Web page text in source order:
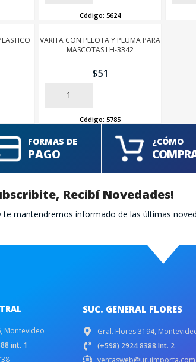
Código:5624
VARITA CON PELOTA Y PLUMA PARA
MASCOTAS LH-3342
$51
AÑADIR
Código:5785
FORMAS DE
PAGO
¿CÓMO
Recibí Novedades!
mantendremos informado de las últimas
Montevideo
int. 1
SUC. GENERAL FLORES
Gral. Flores 3194,
(+598) 2924 8388 Int. 2